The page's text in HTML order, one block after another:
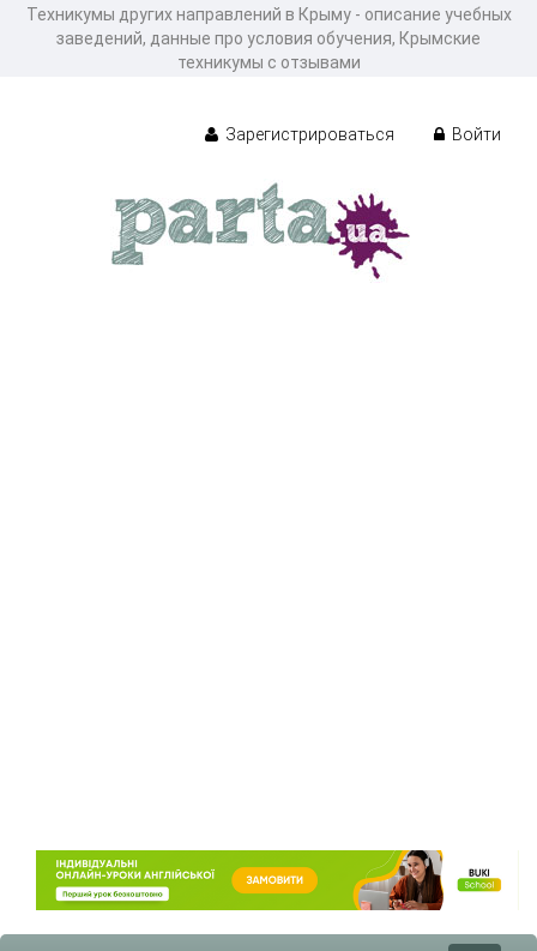
Техникумы других направлений в Крыму - описание учебных
заведений, данные про условия обучения, Крымские
техникумы с отзывами
Зарегистрироваться Войти